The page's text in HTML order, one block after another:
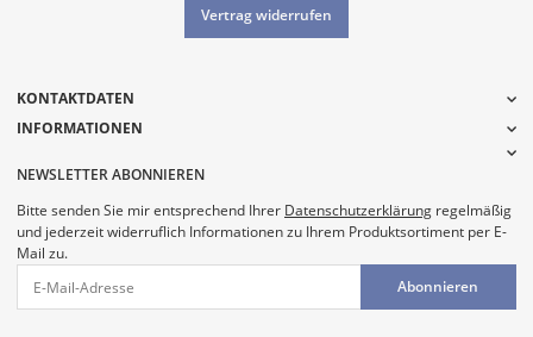
Vertrag widerrufen
KONTAKTDATEN
INFORMATIONEN
NEWSLETTER ABONNIEREN
Bitte senden Sie mir entsprechend Ihrer Datenschutzerklärung regelmäßig
und jederzeit widerruflich Informationen zu Ihrem Produktsortiment per E-
Mail zu.
Abonnieren